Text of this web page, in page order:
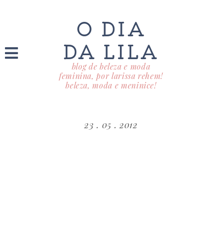
O DIA
DA LILA
blog de beleza e moda
feminina, por larissa rehem!
beleza, moda e meninice!
23 . 05 . 2012